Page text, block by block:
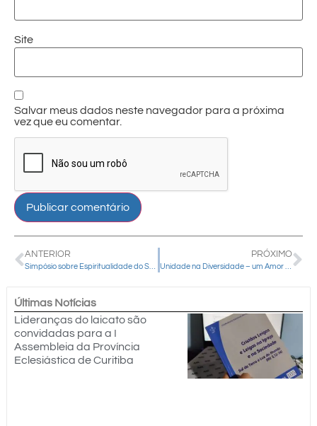
Site
Salvar meus dados neste navegador para a próxima
vez que eu comentar.
ANTERIOR
Simpósio sobre Espiritualidade do Sagrado Coração de Jesus acontece neste final de semana em Guarapuava
PRÓXIMO
Unidade na Diversidade – um Amor inseparável
Últimas Notícias
Lideranças do laicato são
convidadas para a I
Assembleia da Província
Eclesiástica de Curitiba